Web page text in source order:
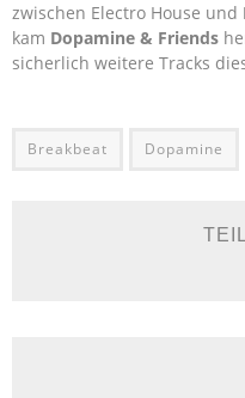
zwischen Electro House und
kam Dopamine & Friends
sicherlich weitere Tracks
Breakbeat Dopamine